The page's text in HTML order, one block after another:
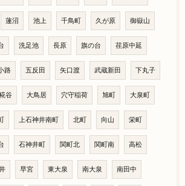
蓮沼 池上 千鳥町 久が原 御嶽山
洗足池 長原 旗の台 荏原中延
路 五反田 矢口渡 武蔵新田 下丸子
谷 大鳥居 穴守稲荷 旭町 大泉町
上石神井南町 北町 向山 栄町
石神井町 関町北 関町南 高松
早宮 東大泉 南大泉 南田中